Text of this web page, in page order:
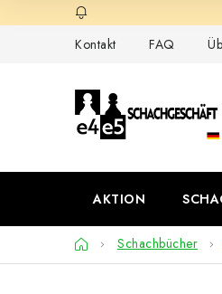
Inhalt
Kontakt
FAQ
AKTION
StartseiteSchachbücher